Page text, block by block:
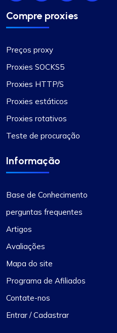
Compre proxies
Preços proxy
Proxies SOCKS5
Proxies HTTP/S
Proxies estáticos
Proxies rotativos
Teste de procuração
Informação
Base de Conhecimento
perguntas frequentes
Artigos
Avaliações
Mapa do site
Programa de Afiliados
Contate-nos
Entrar / Cadastrar